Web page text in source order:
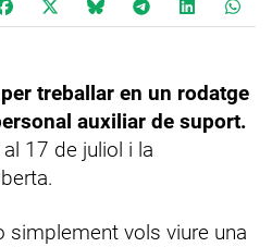
treballar en un rodatge
auxiliar de suport.
17 de juliol i la
simplement vols viure una